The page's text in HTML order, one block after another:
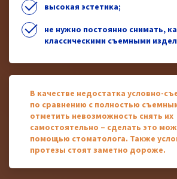
высокая эстетика;
не нужно постоянно снимать,
классическими съемными
В качестве недостатка условно-
по сравнению с полностью
отметить невозможность снять их
самостоятельно – сделать это
помощью стоматолога. Также
протезы стоят заметно дороже.